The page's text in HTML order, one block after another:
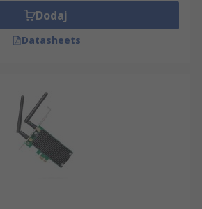
Dodaj
Datasheets